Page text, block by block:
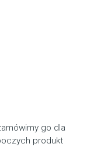
go dla
produkt